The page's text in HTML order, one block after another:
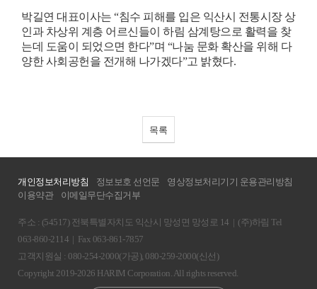
박길연 대표이사는 “침수 피해를 입은 익산시 전통시장 상
인과 차상위 계층 어르신들이 하림 삼계탕으로 활력을 찾
는데 도움이 되었으면 한다”며 “나눔 문화 확산을 위해 다
양한 사회공헌을 전개해 나가겠다”고 밝혔다.
목록
개인정보처리방침 정보보호 선언문
영상정보처리기기 운용관리방침
이용약관
이메일무단수집거부
주소 : (54517) 전북특별자치도 익산시 망성면 망성로 14 | (주)하림 Tel
063-860-2114 | Fax 063-861-7857
고객지원실 : 080-254-2000(가공), 080-259-2000(신선)
Copyright 2019-2026 HARIM Corporation. All rights reserved.